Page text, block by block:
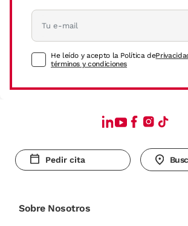
He leído y acepto la Política de
términos y condiciones
Pedir cita
Sobre Nosotros